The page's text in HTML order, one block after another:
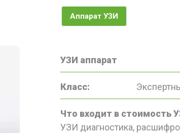
Аппарат УЗИ
УЗИ аппарат
Класс:
Что входит в стоимость
УЗИ диагностика,